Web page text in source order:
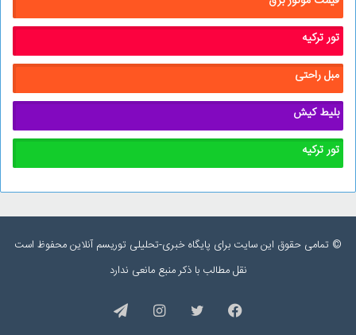
تور ترکیه
مبل راحتی
بلیط کیش
تور ترکیه
© تمامی حقوق این سایت برای پایگاه خبری-تحلیلی توریسم آنلاین محفوظ است
نقل مطالب با ذکر منبع مانعی ندارد
فیس توییتر اینستاگرام